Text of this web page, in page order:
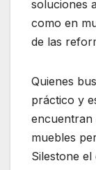
soluciones
como en
de las
Quienes
práctico y
encuentran
muebles
Silestone